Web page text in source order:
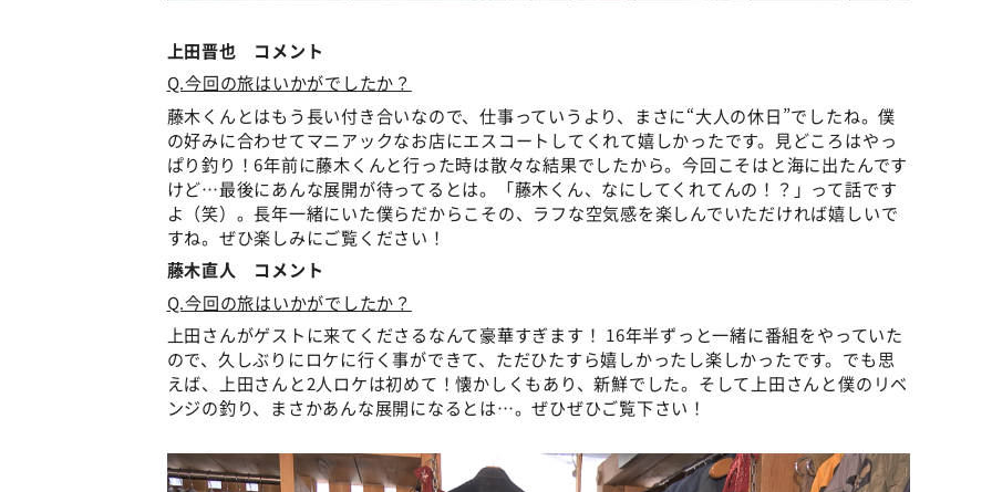
上田晋也 コメント
Q.今回の旅はいかがでしたか？
藤木くんとはもう長い付き合いなので、仕事っていうより、まさに“大人の休日”でしたね。僕
の好みに合わせてマニアックなお店にエスコートしてくれて嬉しかったです。見どころはやっ
ぱり釣り！6年前に藤木くんと行った時は散々な結果でしたから。今回こそはと海に出たんです
けど…最後にあんな展開が待ってるとは。「藤木くん、なにしてくれてんの！？」って話です
よ（笑）。長年一緒にいた僕らだからこその、ラフな空気感を楽しんでいただければ嬉しいで
すね。ぜひ楽しみにご覧ください！
藤木直人 コメント
Q.今回の旅はいかがでしたか？
上田さんがゲストに来てくださるなんて豪華すぎます！ 16年半ずっと一緒に番組をやっていた
ので、久しぶりにロケに行く事ができて、ただひたすら嬉しかったし楽しかったです。でも思
えば、上田さんと2人ロケは初めて！懐かしくもあり、新鮮でした。そして上田さんと僕のリベ
ンジの釣り、まさかあんな展開になるとは…。ぜひぜひご覧下さい！